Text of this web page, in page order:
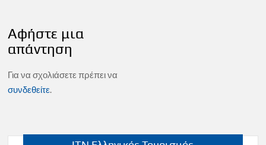
Αφήστε μια
απάντηση
Για να σχολιάσετε πρέπει να
συνδεθείτε.